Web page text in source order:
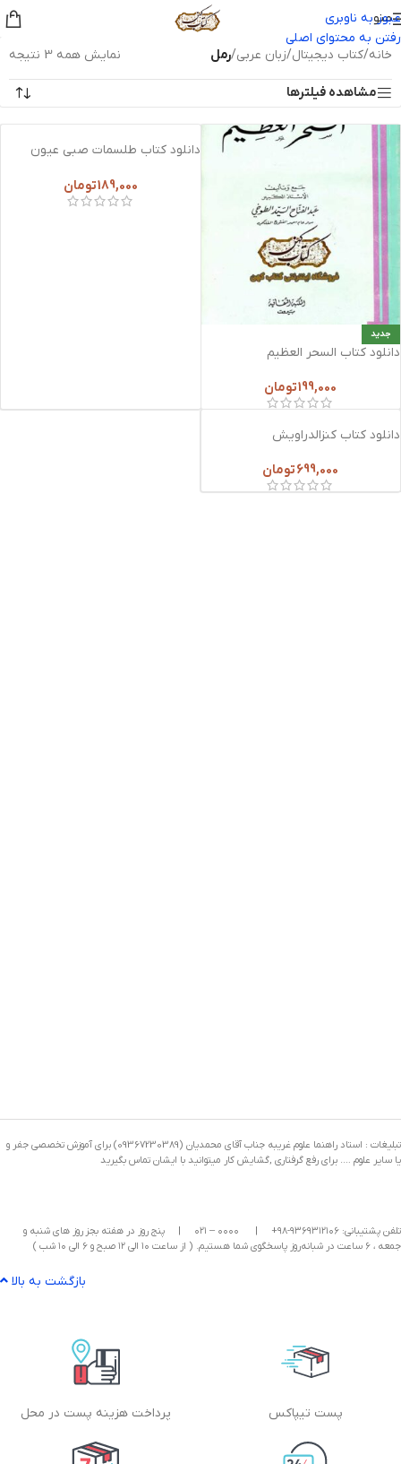
عبور به ناوبری
رفتن به محتوای اصلی
منو
خانه/کتاب دیجیتال/زبان عربی/رمل نمایش همه 3 نتیجه
مشاهده فیلترها
جدید
دانلود کتاب السحر العظیم
199,000تومان
دانلود کتاب طلسمات صبی عیون
189,000تومان
دانلود کتاب کنزالدراویش
699,000تومان
تبلیغات : استاد راهنما علوم غریبه جناب آقای محمدیان (09367230389) برای آموزش تخصصی جفر و
یا سایر علوم …. برای رفع گرفتاری ,گشایش کار میتوانید با ایشان تماس بگیرید
تلفن پشتیبانی: ۹۳۶۹۳۱۲۱۰۶-۹۸+
پنج روز در هفته بجز روز های شنبه و
جمعه ، ۶ ساعت در شبانه‌روز پاسخگوی شما هستیم. ( از ساعت ۱۰ الی ۱۲ صبح و ۶ الی ۱۰ شب )
بازگشت به بالا
پست تیپاکس پرداخت هزینه پست در محل